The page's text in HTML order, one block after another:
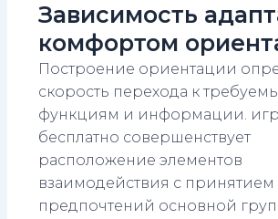
Зависимость
комфортом
Построение ориентации
скорость перехода к
функциям и информации.
бесплатно совершенствует
расположение элементов
взаимодействия с принятием
предпочтений основной